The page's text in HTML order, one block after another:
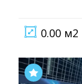
0.00 м2